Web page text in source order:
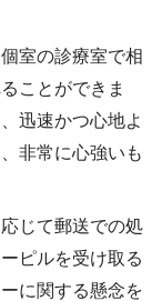
室の診療室で相
ことができま
迅速かつ心地よ
非常に心強いも
じて郵送での処
ピルを受け取る
に関する懸念を